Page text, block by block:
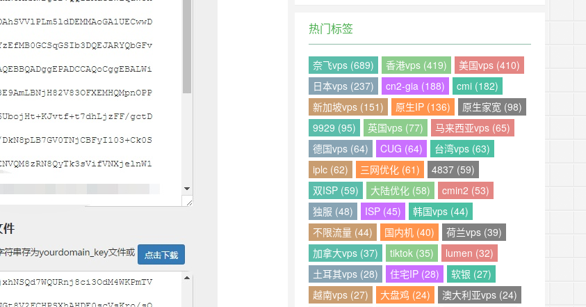
热门标签
奈飞vps (689) 香港vps (419)
美国vps (410)
日本vps (237)
cn2-gia (188)
cmi (182)
新加坡vps (151)
原生IP (136)
原生家宽 (98)
9929 (95)
英国vps (77)
马来西亚vps (65)
德国vps (64)
CUG (64)
台湾vps (63)
iplc (62)
三网优化 (61)
4837 (59)
双ISP (59)
大陆优化 (58)
cmin2 (53)
独服 (48)
ISP (45)
韩国vps (44)
不限流量 (44)
国内机 (40)
荷兰vps (39)
加拿大vps (37)
tiktok (35)
lumen (32)
土耳其vps (28)
住宅IP (28)
软银 (27)
越南vps (27)
大盘鸡 (24)
澳大利亚vps (24)